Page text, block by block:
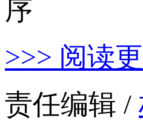
>>> 阅读
责任编辑 /